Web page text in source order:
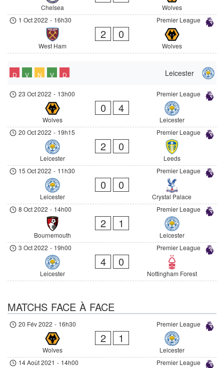
Chelsea
Wolves
Premier League
1 Oct 2022 - 16h30
West Ham
2 0
Wolves
Leicester
D V N V D
Premier League
23 Oct 2022 - 13h00
Wolves
0 4
Leicester
Premier League
20 Oct 2022 - 19h15
Leicester
2 0
Leeds
Premier League
15 Oct 2022 - 11h30
Leicester
0 0
Crystal Palace
Premier League
8 Oct 2022 - 14h00
Bournemouth
2 1
Leicester
Premier League
3 Oct 2022 - 19h00
Leicester
4 0
Nottingham Forest
MATCHS FACE À FACE
Premier League
20 Fév 2022 - 16h30
Wolves
2 1
Leicester
Premier League
14 Août 2021 - 14h00